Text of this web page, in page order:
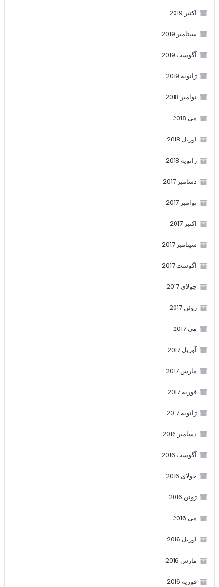
اکتبر 2019
سپتامبر 2019
آگوست 2019
ژانویه 2019
نوامبر 2018
می 2018
آوریل 2018
ژانویه 2018
دسامبر 2017
نوامبر 2017
اکتبر 2017
سپتامبر 2017
آگوست 2017
جولای 2017
ژوئن 2017
می 2017
آوریل 2017
مارس 2017
فوریه 2017
ژانویه 2017
دسامبر 2016
آگوست 2016
جولای 2016
ژوئن 2016
می 2016
آوریل 2016
مارس 2016
فوریه 2016